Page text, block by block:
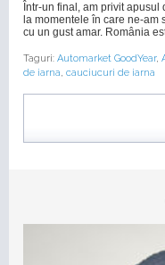
Într-un final, am privit
la momentele în care ne-am
cu un gust amar. România
Taguri: Automarket GoodYear,
de iarna, cauciucuri de iarna